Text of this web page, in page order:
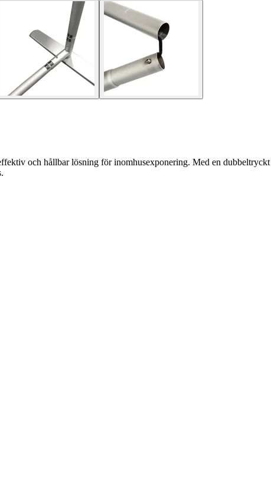
och hållbar lösning för inomhusexponering. Med en